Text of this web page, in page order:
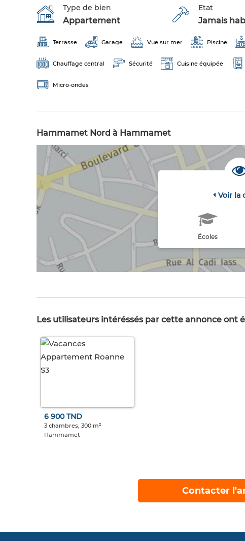
Type de bien
Appartement
Etat
Jamais
Terrasse Garage Vue sur mer Piscine
Chauffage central Sécurité Cuisine équipée
Micro-ondes
Hammamet Nord à Hammamet
Voir la
Écoles
Les utilisateurs intéréssés par cette annonce ont
6 900 TND
3 chambres, 300 m²
Hammamet
Contacter